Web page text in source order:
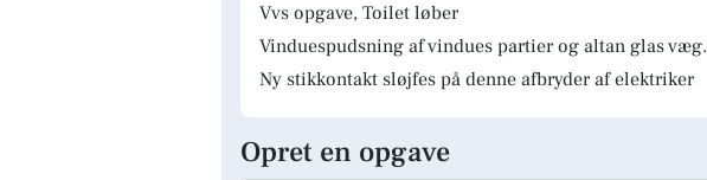
Vvs opgave, Toilet løber
Vinduespudsning af vindues partier og altan glas væg.
Ny stikkontakt sløjfes på denne afbryder af elektriker
Opret en opgave